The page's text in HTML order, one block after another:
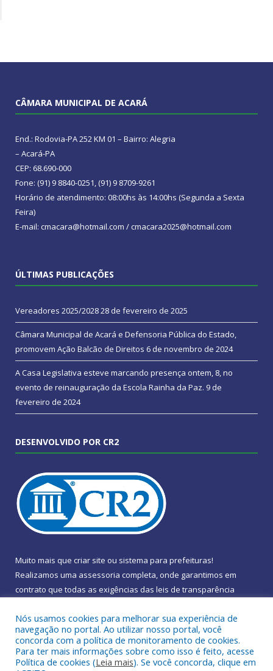
CÂMARA MUNICIPAL DE ACARÁ
End.: Rodovia-PA 252 KM 01 – Bairro: Alegria
– Acará-PA
CEP: 68.690-000
Fone: (91) 9 8840-0251, (91) 9 8709-9261
Horário de atendimento: 08:00hs às 14:00hs (Segunda a Sexta
Feira)
E-mail: cmacara@hotmail.com / cmacara2025@hotmail.com
ÚLTIMAS PUBLICAÇÕES
Vereadores 2025/202828 de fevereiro de 2025
Câmara Municipal de Acará e Defensoria Pública do Estado,
promovem Ação Balcão de Direitos 6 de novembro de 2024
A Casa Legislativa esteve marcando presença ontem, 8, no
evento de reinauguração da Escola Rainha da Paz. 9 de
fevereiro de 2024
DESENVOLVIDO POR CR2
Muito mais que criar site ou sistema para prefeituras!
Realizamos uma assessoria completa, onde garantimos em
contrato que todas as exigências das leis de transparência
Conheça oPNTPe oRadar da Transparência Pública
Nós usamos cookies para melhorar sua experiência de
navegação no portal. Ao utilizar nosso portal, você
concorda com a política de monitoramento de cookies.
Para ter mais informações sobre como isso é feito, acesse
Política de cookies (Leia mais). Se você concorda, clique em